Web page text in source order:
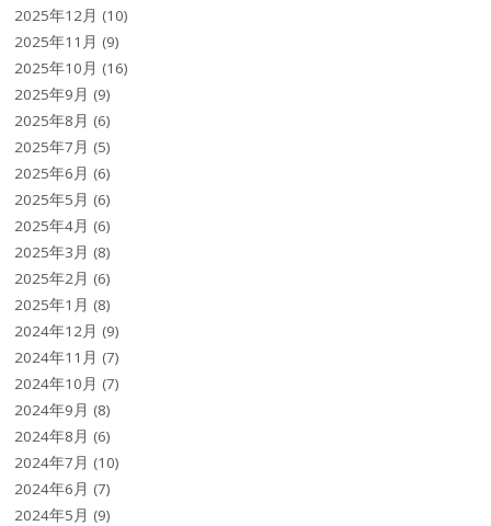
2025年12月 (10)
2025年11月 (9)
2025年10月 (16)
2025年9月 (9)
2025年8月 (6)
2025年7月 (5)
2025年6月 (6)
2025年5月 (6)
2025年4月 (6)
2025年3月 (8)
2025年2月 (6)
2025年1月 (8)
2024年12月 (9)
2024年11月 (7)
2024年10月 (7)
2024年9月 (8)
2024年8月 (6)
2024年7月 (10)
2024年6月 (7)
2024年5月 (9)